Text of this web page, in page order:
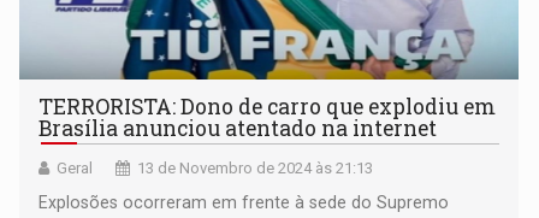
TERRORISTA: Dono de carro que explodiu em
Brasília anunciou atentado na internet
Geral 13 de Novembro de 2024 às 21:13
Explosões ocorreram em frente à sede do Supremo